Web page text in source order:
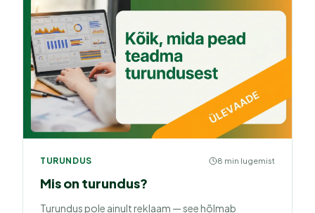
TURUNDUS 8 min lugemist
Mis on turundus?
Turundus pole ainult reklaam — see hõlmab